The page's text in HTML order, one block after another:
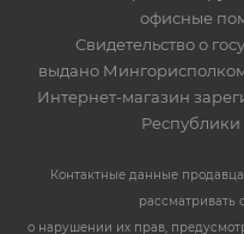
офисные
Свидетельство о
выдано
Интернет-магазин
Республики
Контактные данные
рассматривать
о нарушении их прав,